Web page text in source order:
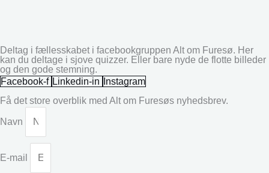
Deltag i fællesskabet i facebookgruppen Alt om Furesø. Her
kan du deltage i sjove quizzer. Eller bare nyde de flotte billeder
og den gode stemning.
Facebook-f Linkedin-in
Instagram
Få det store overblik med Alt om Furesøs nyhedsbrev.
Navn
E-mail